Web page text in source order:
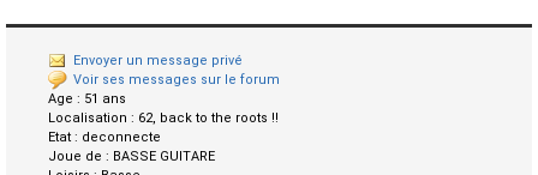
Envoyer un message privé
Voir ses messages sur le forum
Age : 51 ans
Localisation : 62, back to the roots !!
Etat : deconnecte
Joue de : BASSE GUITARE